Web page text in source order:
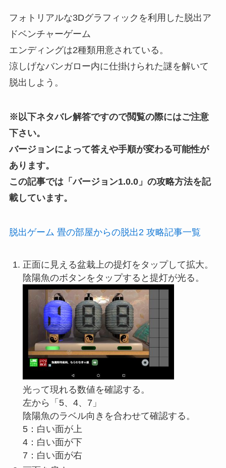
フォトリアルな3Dグラフィックを利用した脱出ア
ドベンチャーゲーム
エンディングは2種類用意されている。
涼しげなバンガロー内に仕掛けられた謎を解いて
脱出しよう。
※以下ネタバレ解答ですので閲覧の際にはご注意
下さい。
バージョンによって答えや手順が変わる可能性が
あります。
この記事では「バージョン1.0.0」の攻略方法を記
載しています。
脱出ゲーム 畳の部屋からの脱出2 攻略記事一覧
正面に見える盆栽上の提灯をタップして拡大。
陰陽魚のボタンをタップすると提灯が光る。
光って現れる数値を確認する。
左から「5、4、7」
陰陽魚のラベル向きを合わせて確認する。
5：白い面が上
4：白い面が下
7：白い面が右